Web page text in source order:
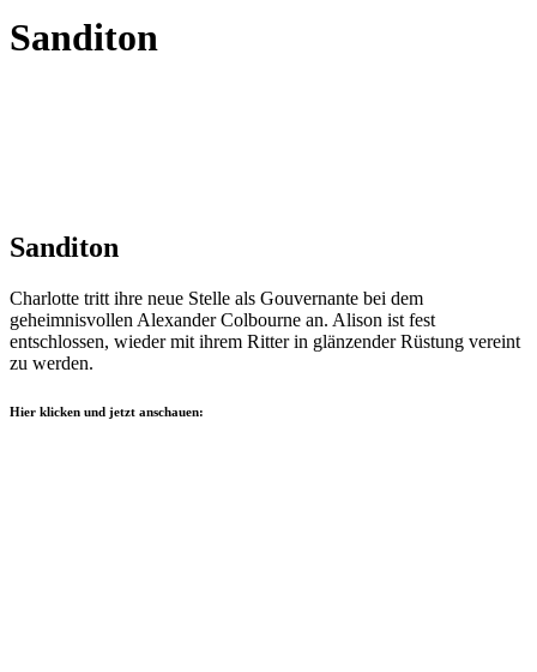
Sanditon
Sanditon
Charlotte tritt ihre neue Stelle als Gouvernante bei dem
geheimnisvollen Alexander Colbourne an. Alison ist fest
entschlossen, wieder mit ihrem Ritter in glänzender Rüstung vereint
zu werden.
Hier klicken und jetzt anschauen: